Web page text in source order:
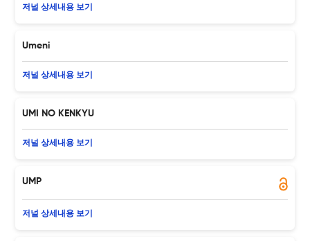
저널 상세내용 보기
Umeni
저널 상세내용 보기
UMI NO KENKYU
저널 상세내용 보기
UMP
저널 상세내용 보기